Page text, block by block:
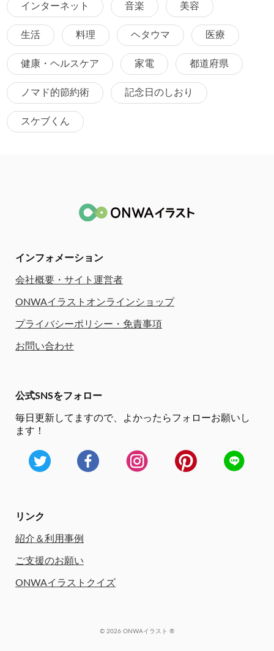
インターネット 音楽 美容
生活 料理 ヘタウマ 医療
健康・ヘルスケア 家電 都道府県
ノマド的節約術 記念日のしおり
スケブくん
インフォメーション
会社概要・サイト運営者
ONWAイラストオンラインショップ
プライバシーポリシー・免責事項
お問い合わせ
公式SNSをフォロー
毎日更新してますので、
よかったらフォローお願いし
ます！
リンク
紹介＆利用事例
ご支援のお願い
ONWAイラストクイズ
© 2026 ONWAイラスト ®